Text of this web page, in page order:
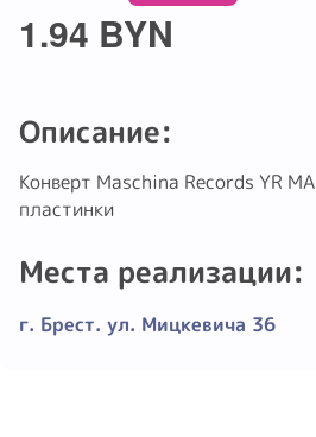
1.94 BYN
Описание:
Конверт Maschina Records YR
пластинки
Места реализации:
г. Брест. ул. Мицкевича 36